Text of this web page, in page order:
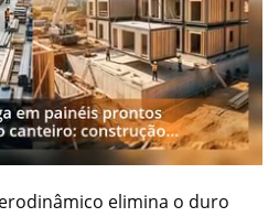
elimina o duro